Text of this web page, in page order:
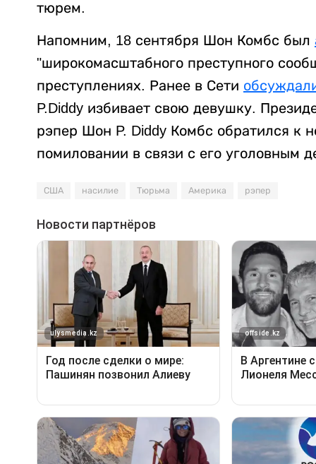
тюрем.
Напомним, 18 сентября Шон Комбс был
"широкомасштабного преступного
преступлениях. Ранее в Сети
P.Diddy избивает свою девушку.
рэпер Шон P. Diddy Комбс обратился к
помиловании в связи с его уголовным
США насилие Тюрьма Америка рэпер